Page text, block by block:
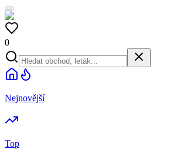
0
Nejnovější
Top